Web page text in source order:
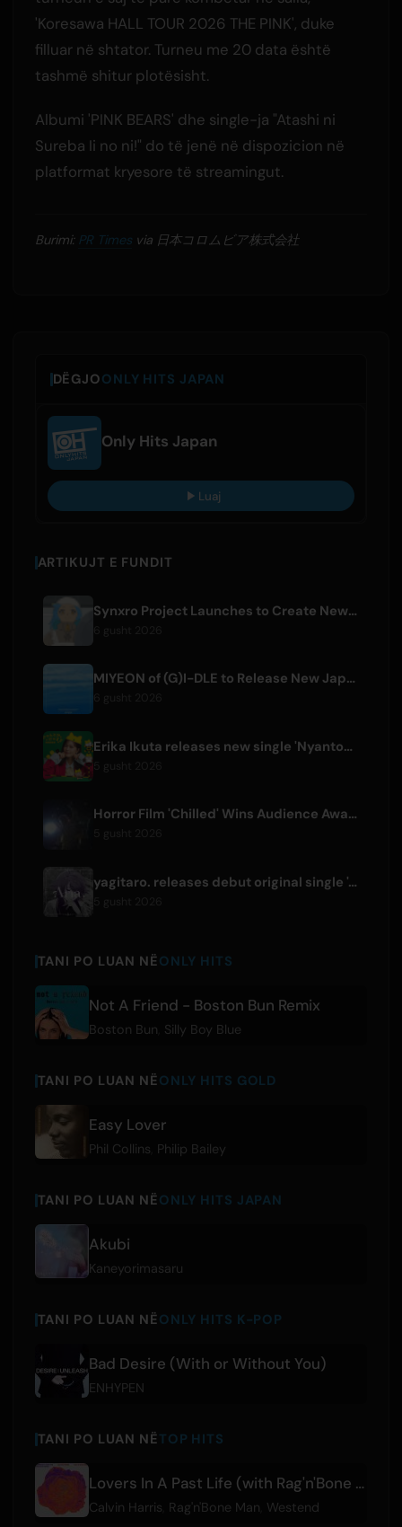
'Koresawa HALL TOUR 2026 THE PINK', duke
filluar në shtator. Turneu me 20 data është
tashmë shitur plotësisht.
Albumi 'PINK BEARS' dhe single-ja "Atashi ni
Sureba Ii no ni!" do të jenë në dispozicion në
platformat kryesore të streamingut.
Burimi: PR Timesvia 日本コロムビア株式会社
DËGJOONLY HITS JAPAN
Only Hits Japan
Luaj
ARTIKUJT E FUNDIT
Synxro Project Launches to Create New IP from Fictional Anime Openings
MIYEON of (G)I-DLE to Release New Japanese Digital Single 'RUN AWAY'
Erika Ikuta releases new single 'Nyantokanyaruru' for children's book 'Fumikiri Neko'
Horror Film 'Chilled' Wins Audience Award at Fantasia Festival
yagitaro. releases debut original single 'Aria.' with Suda Keina
TANI PO LUAN NËONLY HITS
Not A Friend - Boston Bun Remix
Boston Bun Silly Boy Blue
TANI PO LUAN NËONLY HITS GOLD
Easy Lover
Phil Collins Philip Bailey
TANI PO LUAN NËONLY HITS JAPAN
Akubi
Kaneyorimasaru
TANI PO LUAN NËONLY HITS K-POP
Bad Desire (With or Without You)
ENHYPEN
TANI PO LUAN NËTOP HITS
Lovers In A Past Life (with Rag'n'Bone Man) - Westend Remix
Calvin Harris Rag'n'Bone Man Westend